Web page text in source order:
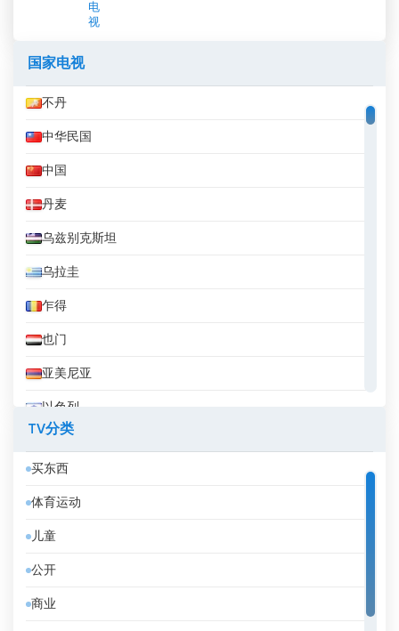
电
视
国家电视
不丹
中华民国
中国
丹麦
乌兹别克斯坦
乌拉圭
乍得
也门
亚美尼亚
以色列
伊拉克库尔德斯坦
伊朗
伯利兹
佛得角
俄罗斯
TV分类
买东西
体育运动
儿童
公开
商业